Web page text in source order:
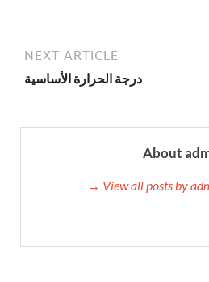
NEXT ARTICLE
درجة الحرارة الأساسية
About
View all posts by